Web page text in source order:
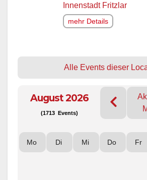
Innenstadt Fritzlar
mehr Details
Alle Events dieser
August 2026
(1713 Events)
Mo Di Mi Do Fr